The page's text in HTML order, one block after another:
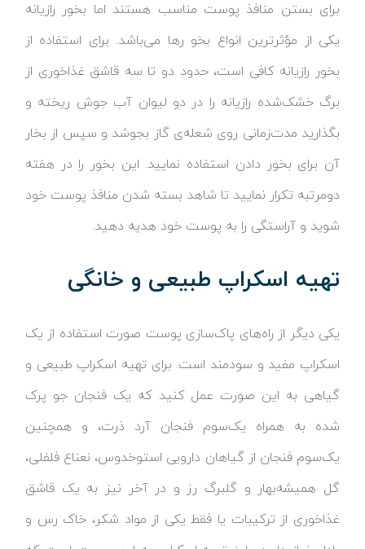
برای بستن منافذ پوست مناسب هستند اما بخور رازیانه
یکی از مؤثرترین انواع بخو رها می‌باشد. برای استفاده از
بخور رازیانه کافی است، حدود دو تا سه قاشق غذاخوری از
برگ خشک‌شده رازیانه را در دو لیوان آب جوش ریخته و
بگذارید مدت‌زمانی روی شعله‌ی گاز بجوشد و سپس از بخار
آن برای بخور دادن استفاده نمایید. این بخور را در هفته
دومرتبه تکرار نمایید تا شاهد بسته شدن منافذ پوست خود
شوید و آراستگی را به پوست خود هدیه دهید.
تهیه اسکراپ طبیعی و خانگی
یکی دیگر از راه‌های پاک‌سازی پوست صورت استفاده از یک
اسکراپ مفید و سودمند است. برای تهیه اسکراپ طبیعی و
گیاهی به این صورت عمل کنید که یک فنجان جو پرک
شده به همراه یک‌سوم فنجان آرد ذرت، و همچنین
یک‌سوم فنجان از گیاهان دارویی استوخدوس، نعناع فلفلی،
گل همیشه‌بهار و گلبرگ رز و در آخر نیز به یک قاشق
غذاخوری از ترکیبات یا فقط یکی از مواد شکر، خاک رس و